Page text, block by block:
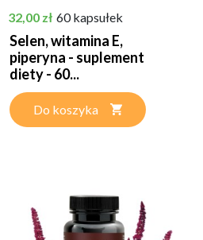
Cena
32,00 zł 60 kapsułek
Selen, witamina E,
piperyna - suplement
diety - 60...
Do koszyka